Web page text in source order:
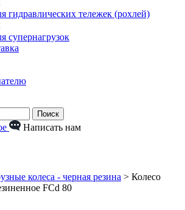
гидравлических тележек (рохлей)
супернагрузок
Написать нам
колеса - черная резина > Колесо
FCd 80